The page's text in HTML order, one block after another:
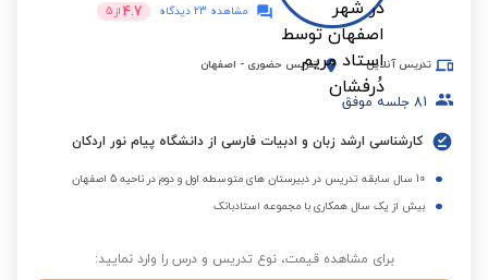
مشاهده 23 دیدگاه
4.7 از 5
تدریس آنلاین تدریس حضوری - اصفهان
81 جلسه موفق
کارشناسی ارشد زبان و ادبیات فارسی از دانشگاه پیام نور اردکان
10 سال سابقه تدریس در دبیرستان های متوسطه اول و دوم در ناحیه 5 اصفهان
بیش از یک سال همکاری با مجموعه استادبانک
برای مشاهده قیمت، نوع تدریس و درس را وارد نمایید: